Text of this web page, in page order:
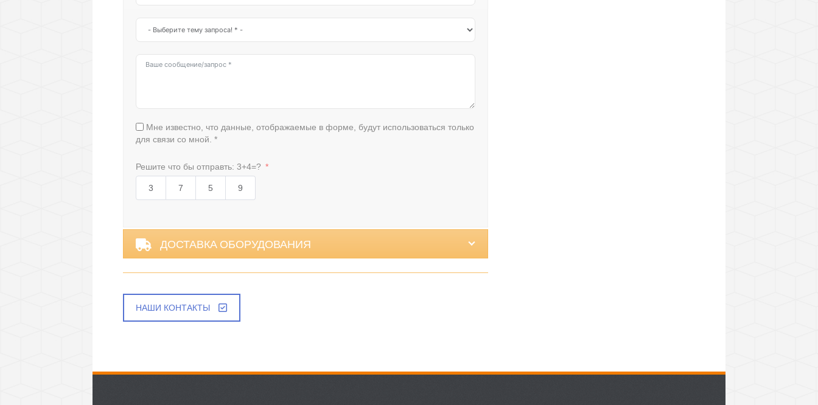
Мне известно, что данные, отображаемые в форме, будут использоваться только
для связи со мной. *
Решите что бы отправть: 3+4=?
3 7 5 9
ДОСТАВКА ОБОРУДОВАНИЯ
НАШИ КОНТАКТЫ